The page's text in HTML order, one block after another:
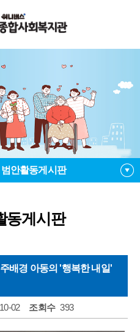
범안활동게시판
범안활동게시판
자료실
동게시판
배경 아동의 '행복한 내일'
02 조회수 393